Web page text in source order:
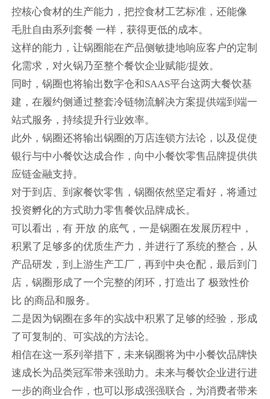
控核心食材的生产能力，把控食材工艺标准，还能像
毛肚自由系列套餐 一样，获得更低的成本。
这样的能力，让锅圈能在产品侧敏捷地响应客户的定制
化需求，对火锅乃至整个餐饮企业赋能/提效。
同时，锅圈也将输出数字仓和SAAS平台这两大餐饮基
建，在履约侧通过整套冷链物流解决方案提供端到端一
站式服务，持续提升行业效率。
此外，锅圈还将输出锅圈的万店连锁方法论，以及促使
银行与中小餐饮达成合作，向中小餐饮零售品牌提供供
应链金融支持。
对于到店、到家餐饮零售，锅圈依然坚定看好，将通过
投资孵化的方式助力零售餐饮品牌成长。
可以看出，有 开放 的底气，一是锅圈在发展历程中，
积累了足够多的优质生产力，并进行了系统的整合，从
产品研发，到上游生产工厂，再到中央仓配，最后到门
店，锅圈形成了一个完整的闭环，打造出了 极致性价
比 的商品和服务。
二是因为锅圈在多年的实战中积累了足够的经验，形成
了可复制的、可实战的方法论。
相信在这一系列举措下，未来锅圈将为中小餐饮品牌快
速成长为品类冠军带来强助力。未来与餐饮企业进行进
一步的商业合作，也可以形成强强联合，为消费者带来